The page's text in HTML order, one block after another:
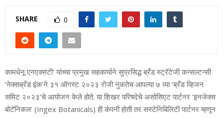
SHARE 0
कामधेनू एनएक्सटी’ यांच्या प्रमुख सहकार्याने सुप्रसिद्ध ब्रँड स्ट्रॅटेजी कन्सल्टन्सी
‘नेक्सब्रँड इंक’ने ३१ ऑगस्ट २०२३ रोजी नुकतेच आपल्या ७ व्या ‘ब्रँड व्हिजन
समिट २०२३’चे आयोजन केले होते. या शिखर परिषदेचे असोसिएट पार्टनर ‘इनजेक्स
बोटॅनिकल’ (Ingex Botanicals) ही कंपनी होती तर सस्टेनिबिलिटी पार्टनर म्हणून